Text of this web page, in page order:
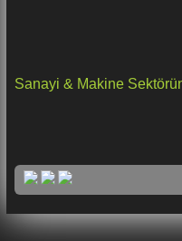
Sanayi & Makine